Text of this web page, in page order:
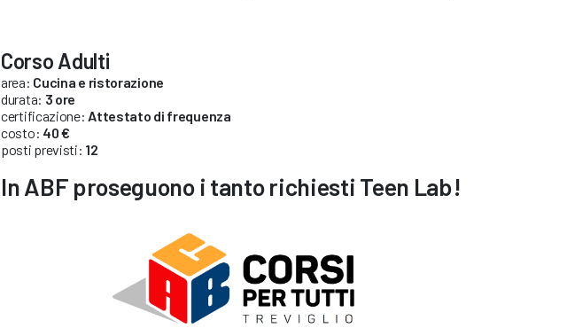
Corso Adulti
area: Cucina e ristorazione
durata: 3 ore
certificazione: Attestato di frequenza
costo: 40 €
posti previsti: 12
In ABF proseguono i tanto richiesti Teen Lab!